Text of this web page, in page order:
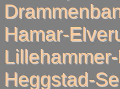
Hamar-
Heggstad-